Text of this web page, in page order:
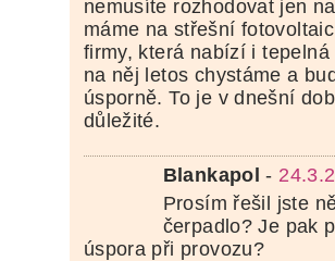
nemusíte rozhodovat jen
máme na střešní
firmy, která nabízí i
na něj letos chystáme a
úsporně. To je v dnešní
důležité.
Blankapol -
Prosím řešil jste
čerpadlo? Je pak
úspora při provozu?